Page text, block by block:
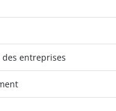
des entreprises